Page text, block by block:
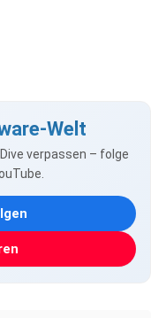
Welt
verpassen – folge